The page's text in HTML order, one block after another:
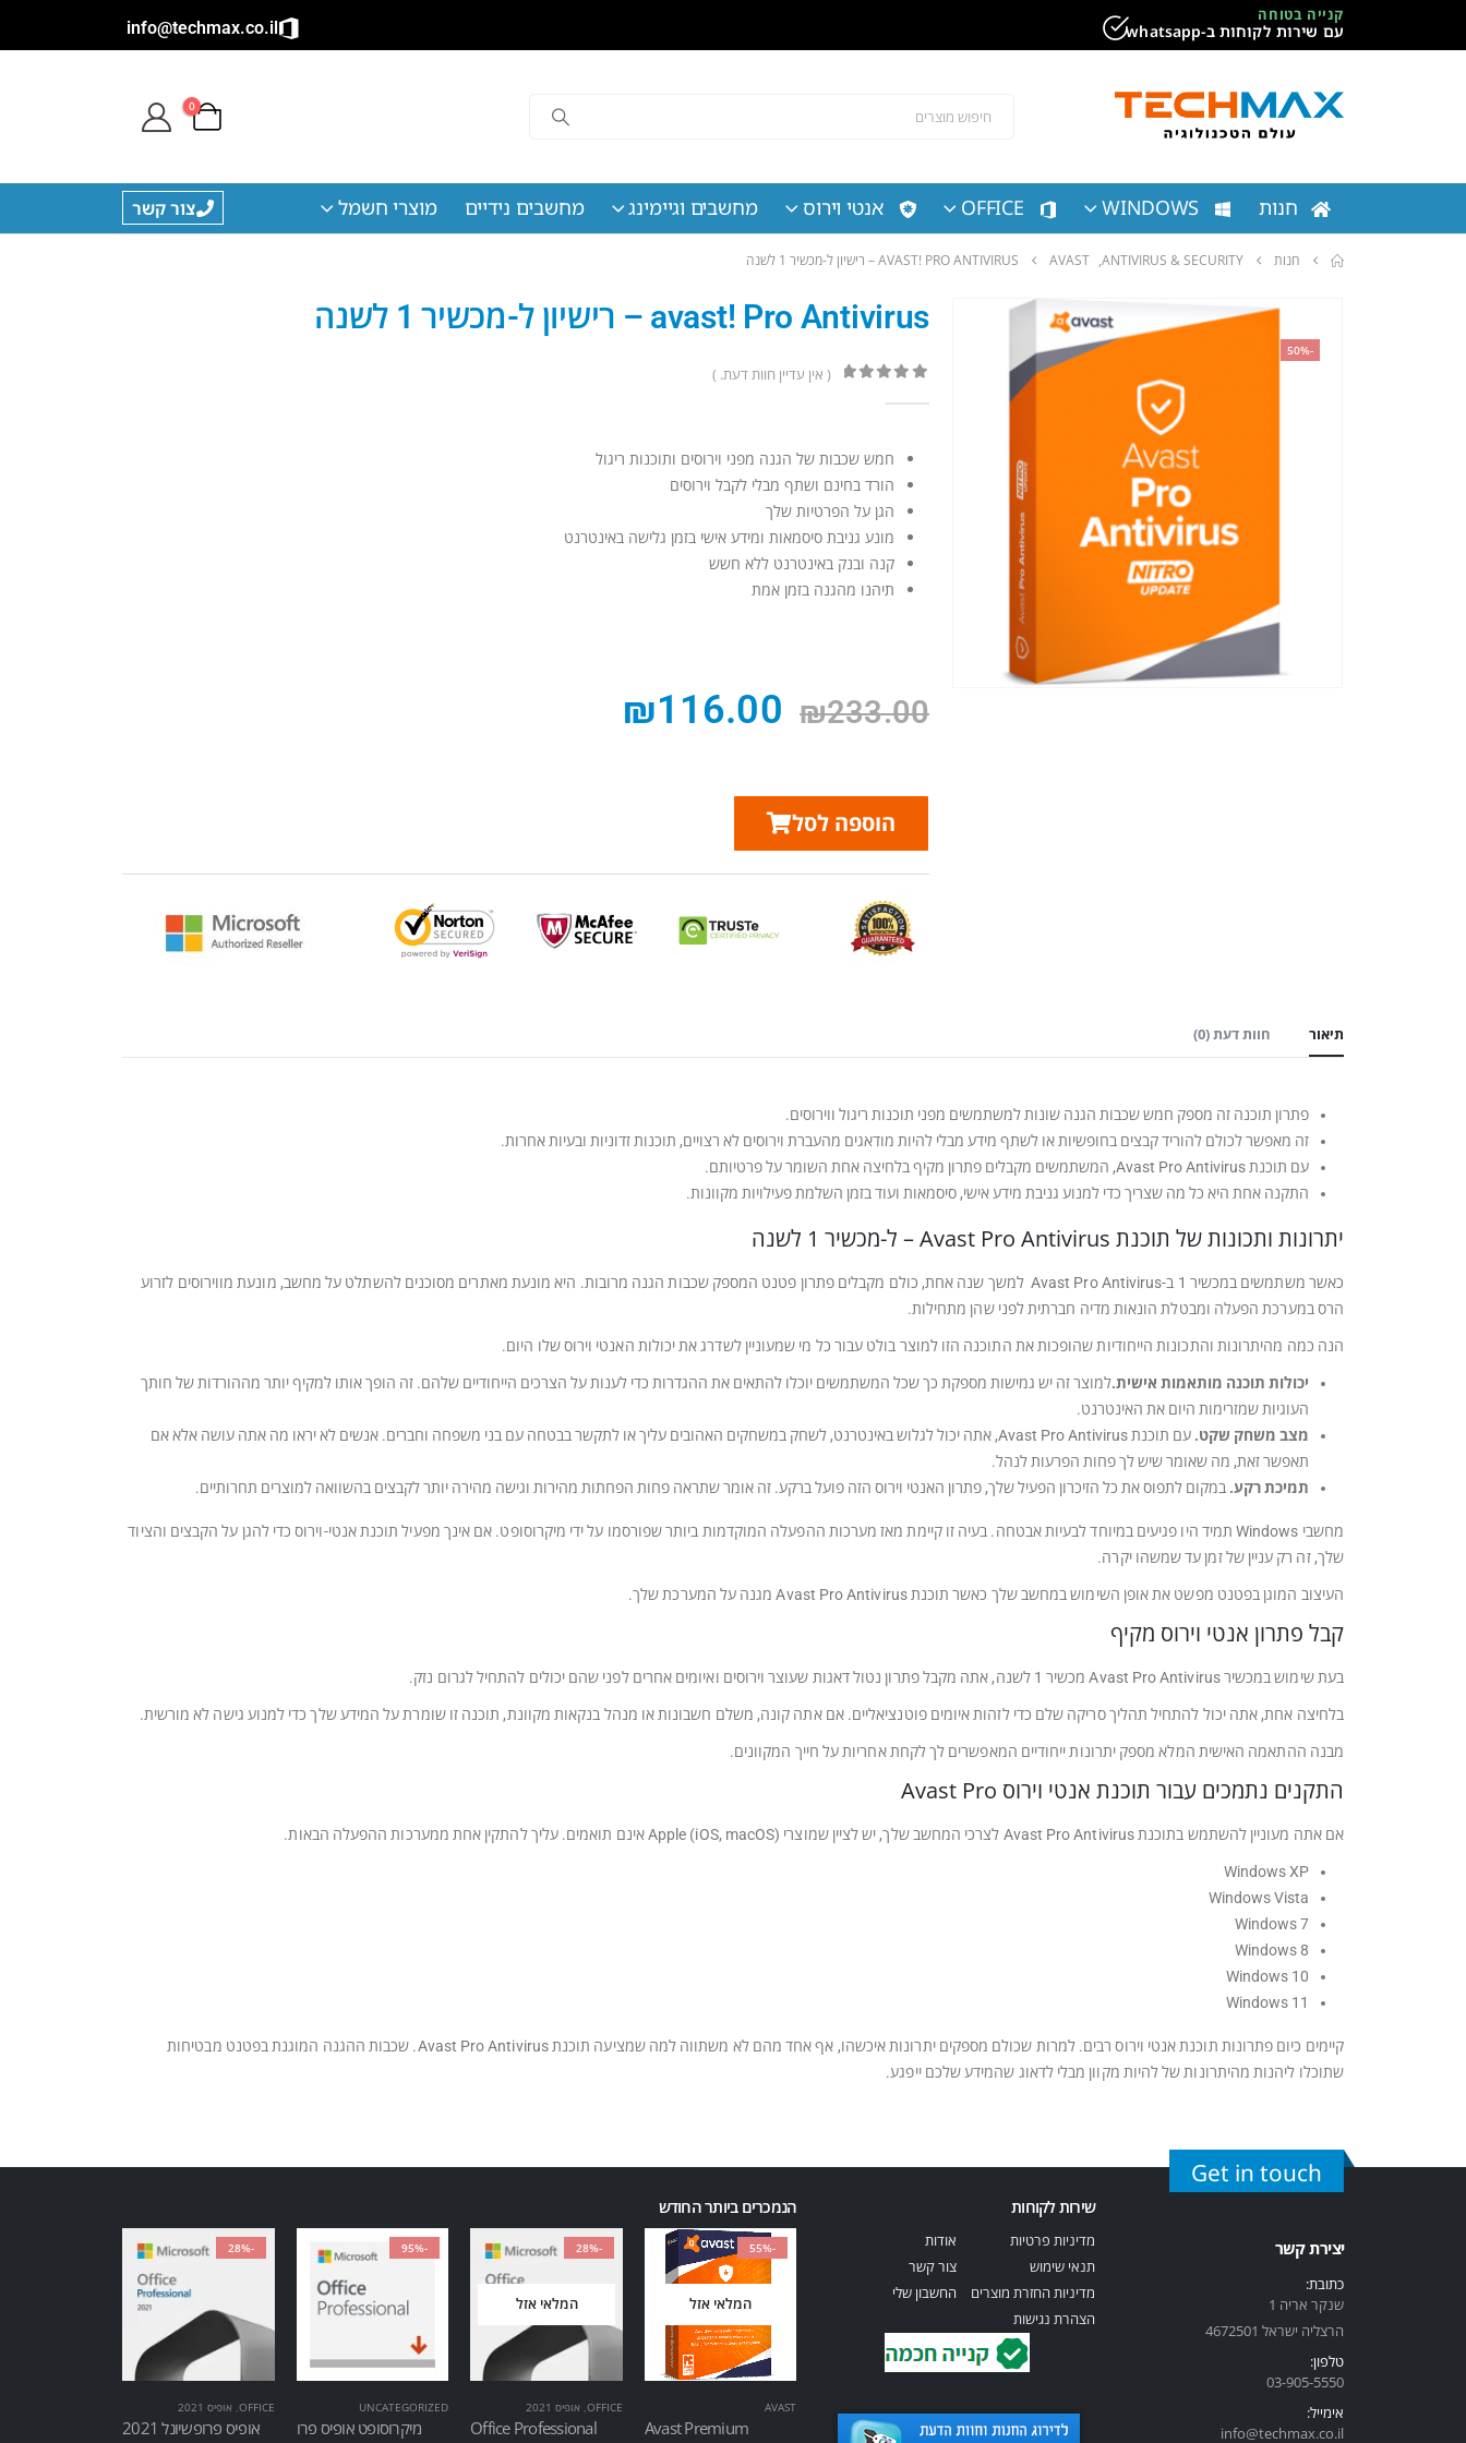
קנייה בטוחה
עם שירות לקוחות ב-whatsapp info@techmax.co.il
0
חנות WINDOWS
OFFICE אנטי וירוס מחשבים וגיימינג מחשבים נידיים מוצרי חשמל צור קשר
חנות ANTIVIRUS & SECURITY
,
AVAST AVAST! PRO ANTIVIRUS – רישיון ל-מכשיר 1 לשנה
-50%
avast! Pro Antivirus – רישיון ל-מכשיר 1 לשנה
( אין עדיין חוות דעת. )
חמש שכבות של הגנה מפני וירוסים ותוכנות ריגול
הורד בחינם ושתף מבלי לקבל וירוסים
הגן על הפרטיות שלך
מונע גניבת סיסמאות ומידע אישי בזמן גלישה באינטרנט
קנה ובנק באינטרנט ללא חשש
תיהנו מהגנה בזמן אמת
₪233.00
₪116.00
הוספה לסל
תיאור חוות דעת (0)
פתרון תוכנה זה מספק חמש שכבות הגנה שונות למשתמשים מפני תוכנות ריגול ווירוסים.
זה מאפשר לכולם להוריד קבצים בחופשיות או לשתף מידע מבלי להיות מודאגים מהעברת וירוסים לא רצויים, תוכנות זדוניות ובעיות אחרות.
עם תוכנת Avast Pro Antivirus, המשתמשים מקבלים פתרון מקיף בלחיצה אחת השומר על פרטיותם.
התקנה אחת היא כל מה שצריך כדי למנוע גניבת מידע אישי, סיסמאות ועוד בזמן השלמת פעילויות מקוונות.
יתרונות ותכונות של תוכנת Avast Pro Antivirus – ל-מכשיר 1 לשנה
כאשר משתמשים במכשיר 1 ב-Avast Pro Antivirus למשך שנה אחת, כולם מקבלים פתרון פטנט המספק שכבות הגנה מרובות. היא מונעת מאתרים מסוכנים להשתלט על מחשב, מונעת מווירוסים לזרוע
הרס במערכת הפעלה ומבטלת הונאות מדיה חברתית לפני שהן מתחילות.
הנה כמה מהיתרונות והתכונות הייחודיות שהופכות את התוכנה הזו למוצר בולט עבור כל מי שמעוניין לשדרג את יכולות האנטי וירוס שלו היום.
יכולות תוכנה מותאמות אישית.למוצר זה יש גמישות מספקת כך שכל המשתמשים יוכלו להתאים את ההגדרות כדי לענות על הצרכים הייחודיים שלהם. זה הופך אותו למקיף יותר מההורדות של חותך
העוגיות שמזרימות היום את האינטרנט.
מצב משחק שקט.
עם תוכנת Avast Pro Antivirus, אתה יכול לגלוש באינטרנט, לשחק במשחקים האהובים עליך או לתקשר בבטחה עם בני משפחה וחברים. אנשים לא יראו מה אתה עושה אלא אם
תאפשר זאת, מה שאומר שיש לך פחות הפרעות לנהל.
תמיכת רקע. במקום לתפוס את כל הזיכרון הפעיל שלך, פתרון האנטי וירוס הזה פועל ברקע. זה אומר שתראה פחות הפחתות מהירות וגישה מהירה יותר לקבצים בהשוואה למוצרים תחרותיים.
מחשבי Windows תמיד היו פגיעים במיוחד לבעיות אבטחה. בעיה זו קיימת מאז מערכות ההפעלה המוקדמות ביותר שפורסמו על ידי מיקרוסופט. אם אינך מפעיל תוכנת אנטי-וירוס כדי להגן על הקבצים והציוד
שלך, זה רק עניין של זמן עד שמשהו יקרה.
העיצוב המוגן בפטנט מפשט את אופן השימוש במחשב שלך כאשר תוכנת Avast Pro Antivirus מגנה על המערכת שלך.
קבל פתרון אנטי וירוס מקיף
בעת שימוש במכשיר Avast Pro Antivirus מכשיר 1 לשנה, אתה מקבל פתרון נטול דאגות שעוצר וירוסים ואיומים אחרים לפני שהם יכולים להתחיל לגרום נזק.
בלחיצה אחת, אתה יכול להתחיל תהליך סריקה שלם כדי לזהות איומים פוטנציאליים. אם אתה קונה, משלם חשבונות או מנהל בנקאות מקוונת, תוכנה זו שומרת על המידע שלך כדי למנוע גישה לא מורשית.
מבנה ההתאמה האישית המלא מספק יתרונות ייחודיים המאפשרים לך לקחת אחריות על חייך המקוונים.
התקנים נתמכים עבור תוכנת אנטי וירוס Avast Pro
אם אתה מעוניין להשתמש בתוכנת Avast Pro Antivirus לצרכי המחשב שלך, יש לציין שמוצרי Apple (iOS, macOS) אינם תואמים. עליך להתקין אחת ממערכות ההפעלה הבאות.
Windows XP
Windows Vista
Windows 7
Windows 8
Windows 10
Windows 11
קיימים כיום פתרונות תוכנת אנטי וירוס רבים. למרות שכולם מספקים יתרונות איכשהו, אף אחד מהם לא משתווה למה שמציעה תוכנת Avast Pro Antivirus. שכבות ההגנה המוגנת בפטנט מבטיחות
שתוכלו ליהנות מהיתרונות של להיות מקוון מבלי לדאוג שהמידע שלכם ייפגע.
Get in touch
יצירת קשר
כתובת:
שנקר אריה 1
הרצליה ישראל 4672501
טלפון:
03-905-5550
אימייל:
info@techmax.co.il
שירות לקוחות
מדיניות פרטיות
תנאי שימוש
מדיניות החזרת מוצרים
הצהרת נגישות
אודות
צור קשר
החשבון שלי
הנמכרים ביותר החודש
-55%
המלאי אזל
AVAST
Avast Premium
-28%
המלאי אזל
OFFICE
, אופיס 2021
Office Professional
-95%
UNCATEGORIZED
מיקרוסופט אופיס פרו
-28%
OFFICE
, אופיס 2021
אופיס פרופשיונל 2021